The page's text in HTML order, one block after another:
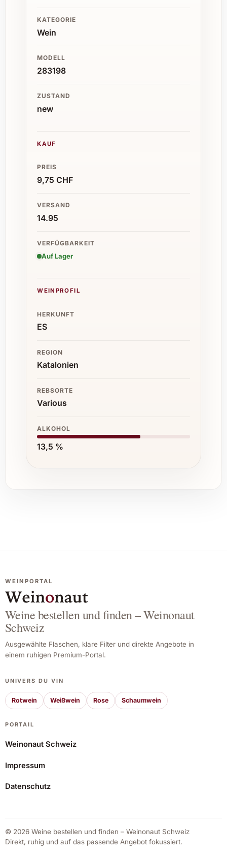
KATEGORIE
Wein
MODELL
283198
ZUSTAND
new
KAUF
PREIS
9,75 CHF
VERSAND
14.95
VERFÜGBARKEIT
Auf Lager
WEINPROFIL
HERKUNFT
ES
REGION
Katalonien
REBSORTE
Various
ALKOHOL
13,5 %
WEINPORTAL
Weine bestellen und finden – Weinonaut
Schweiz
Ausgewählte Flaschen, klare Filter und direkte Angebote in
einem ruhigen Premium-Portal.
UNIVERS DU VIN
Rotwein Weißwein Rose Schaumwein
PORTAIL
Weinonaut Schweiz
Impressum
Datenschutz
© 2026 Weine bestellen und finden – Weinonaut Schweiz
Direkt, ruhig und auf das passende Angebot fokussiert.